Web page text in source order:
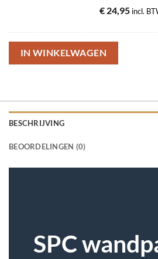
€24,95 incl.
IN WINKELWAGEN
BESCHRIJVING
BEOORDELINGEN (0)
SPC